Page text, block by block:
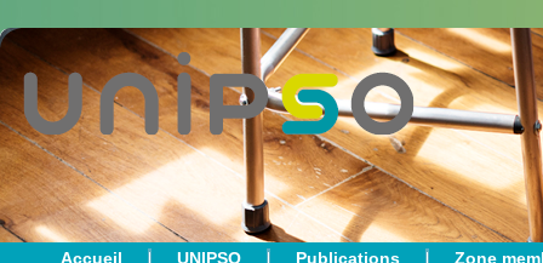
Accueil UNIPSO Publications Zone